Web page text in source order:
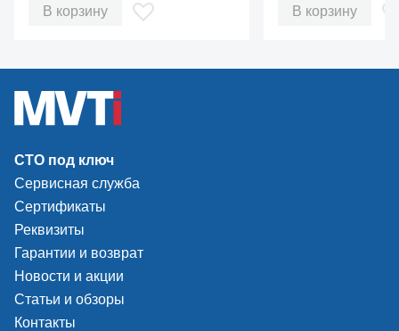
поджим;
ключ;
ящик.
МАХ усилие гидравлического цилиндра в
зоне правки до 5 тонн
В большинстве случаев, позволяет полностью
восстановить геометрию ремонтируемого диска
2 гидроцилиндра
шиномонтажном станке.
В корзину В корзину
СТО под ключ
Сервисная служба
Сертификаты
Реквизиты
Гарантии и возврат
Новости и акции
Статьи и обзоры
Контакты